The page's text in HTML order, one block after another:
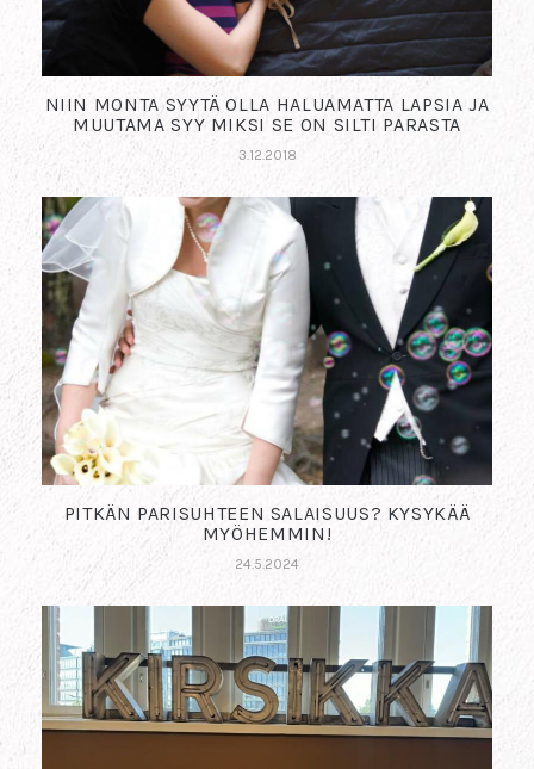
NIIN MONTA SYYTÄ OLLA HALUAMATTA LAPSIA JA
MUUTAMA SYY MIKSI SE ON SILTI PARASTA
3.12.2018
PITKÄN PARISUHTEEN SALAISUUS? KYSYKÄÄ
MYÖHEMMIN!
24.5.2024